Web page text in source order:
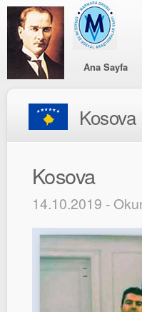
Ana Sayfa
Kosova
Kosova
14.10.2019 -